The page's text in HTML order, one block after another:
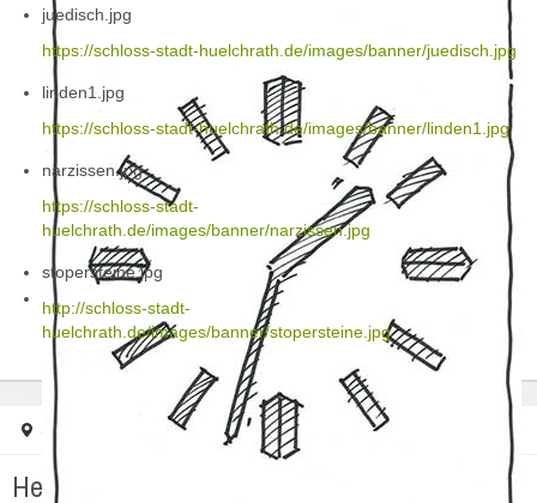
juedisch.jpg
https://schloss-stadt-huelchrath.de/images/banner/juedisch.jpg
linden1.jpg
https://schloss-stadt-huelchrath.de/images/banner/linden1.jpg
narzissen.jpg
https://schloss-stadt-
huelchrath.de/images/banner/narzissen.jpg
stopersteine.jpg
http://schloss-stadt-
huelchrath.de/images/banner/stopersteine.jpg
Startseite Aktuelles Sternsingen 2026
Herzlich Willkommen in Hülchrath